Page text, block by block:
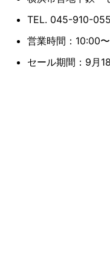
TEL. 045-910-
営業時間：10:00
セール期間：9月